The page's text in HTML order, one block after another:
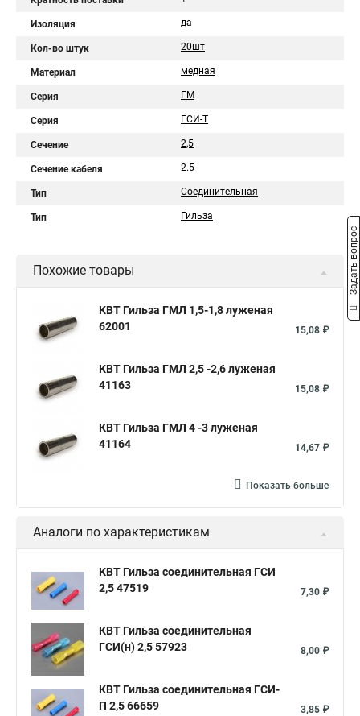
Изоляция да
Кол-во штук 20шт
Материал медная
Серия ГМ
Серия ГСИ-Т
Сечение 2,5
Сечение кабеля 2.5
Тип Соединительная
Тип Гильза
Похожие товары
КВТ Гильза ГМЛ 1,5-1,8 луженая
62001
15,08 ₽
КВТ Гильза ГМЛ 2,5 -2,6 луженая
41163
15,08 ₽
КВТ Гильза ГМЛ 4 -3 луженая
41164
14,67 ₽
Показать больше
Аналоги по характеристикам
КВТ Гильза соединительная ГСИ
2,5 47519
7,30 ₽
КВТ Гильза соединительная
ГСИ(н) 2,5 57923
8,00 ₽
КВТ Гильза соединительная ГСИ-
П 2,5 66659
3,85 ₽
Задать вопрос